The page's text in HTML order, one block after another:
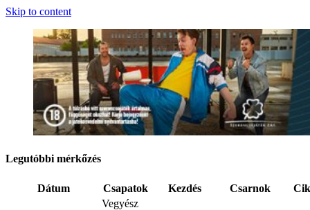
Skip to content
Legutóbbi mérkőzés
Dátum Csapatok Kezdés Csarnok
Vegyész